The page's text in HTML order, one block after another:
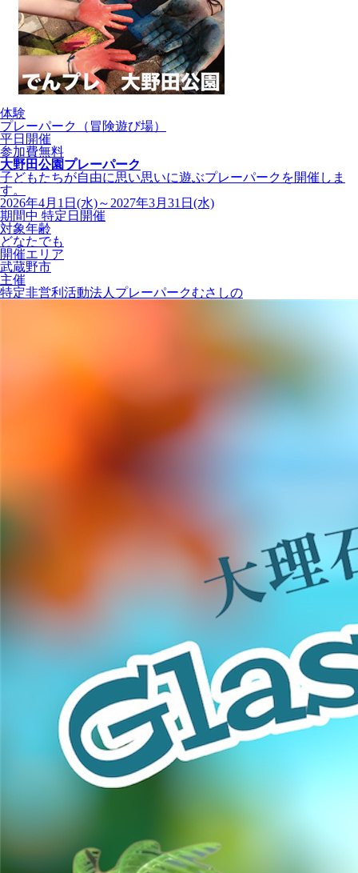
体験
プレーパーク（冒険遊び場）
平日開催
参加費無料
大野田公園プレーパーク
子どもたちが自由に思い思いに遊ぶプレーパークを開催しま
す。
2026年4月1日(水)～2027年3月31日(水)
期間中 特定日開催
対象年齢
どなたでも
開催エリア
武蔵野市
主催
特定非営利活動法人プレーパークむさしの